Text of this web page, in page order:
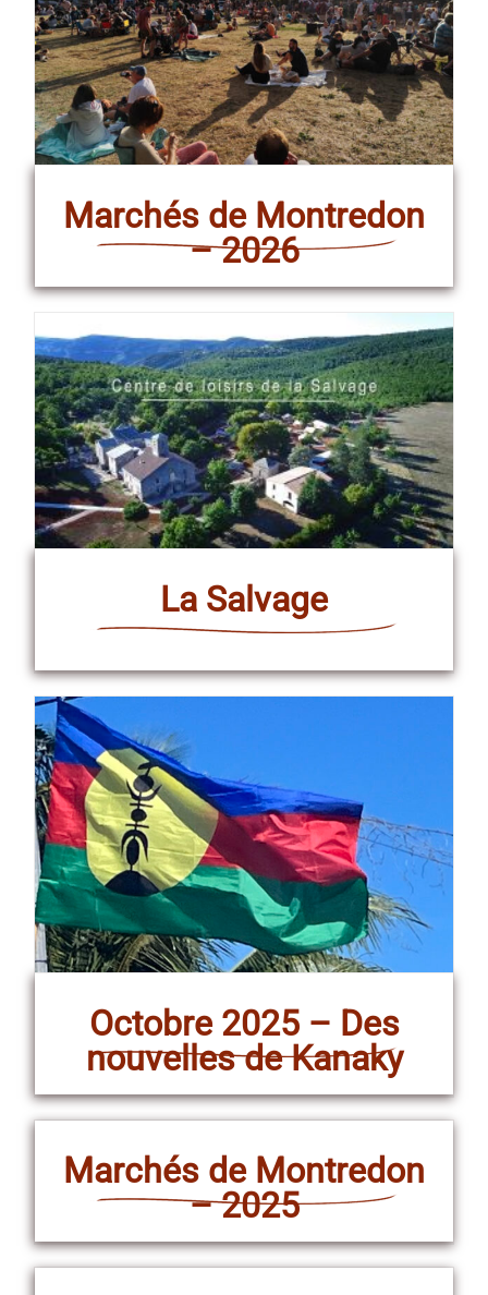
Marchés de Montredon
– 2026
La Salvage
Octobre 2025 – Des
nouvelles de Kanaky
Marchés de Montredon
– 2025